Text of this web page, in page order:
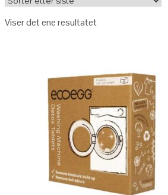
Viser det ene resultatet